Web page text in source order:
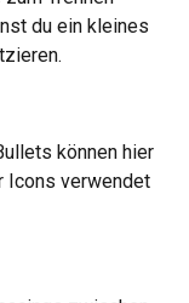
du ein kleines
können hier
Icons verwendet